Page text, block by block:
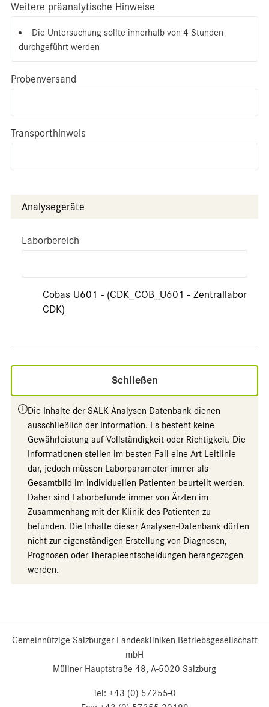
Weitere präanalytische Hinweise
Die Untersuchung sollte innerhalb von 4 Stunden
durchgeführt werden
Probenversand
Transporthinweis
Analysegeräte
Laborbereich
Cobas U601 - (CDK_COB_U601 - Zentrallabor
CDK)
Schließen
Die Inhalte der SALK Analysen-Datenbank dienen
ausschließlich der Information. Es besteht keine
Gewährleistung auf Vollständigkeit oder Richtigkeit. Die
Informationen stellen im besten Fall eine Art Leitlinie
dar, jedoch müssen Laborparameter immer als
Gesamtbild im individuellen Patienten beurteilt werden.
Daher sind Laborbefunde immer von Ärzten im
Zusammenhang mit der Klinik des Patienten zu
befunden. Die Inhalte dieser Analysen-Datenbank dürfen
nicht zur eigenständigen Erstellung von Diagnosen,
Prognosen oder Therapieentscheldungen herangezogen
werden.
Gemeinnützige Salzburger Landeskliniken Betriebsgesellschaft
mbH
Müllner Hauptstraße 48, A-5020 Salzburg
Tel: +43 (0) 57255-0